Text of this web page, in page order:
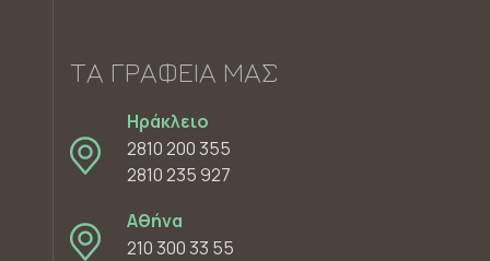
ΤΑ ΓΡΑΦΕΊΑ ΜΑΣ
Ηράκλειο
2810 200 355
2810 235 927
Αθήνα
210 300 33 55